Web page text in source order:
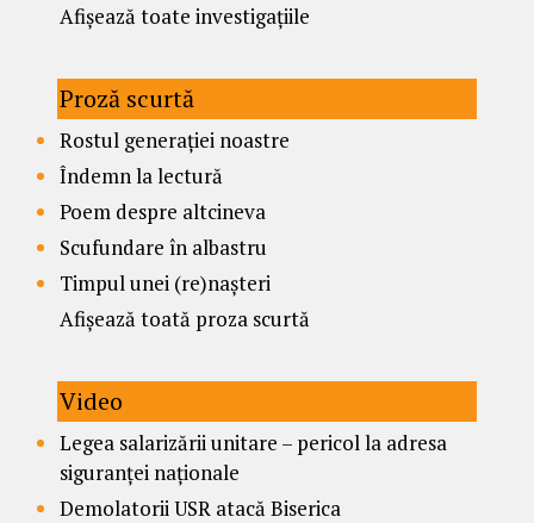
Afișează toate investigațiile
Proză scurtă
Rostul generației noastre
Îndemn la lectură
Poem despre altcineva
Scufundare în albastru
Timpul unei (re)nașteri
Afișează toată proza scurtă
Video
Legea salarizării unitare – pericol la adresa
siguranței naționale
Demolatorii USR atacă Biserica